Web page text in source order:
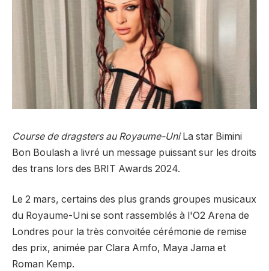
Course de dragsters au Royaume-UniLa star Bimini
Bon Boulash a livré un message puissant sur les droits
des trans lors des BRIT Awards 2024.
Le 2 mars, certains des plus grands groupes musicaux
du Royaume-Uni se sont rassemblés à l'O2 Arena de
Londres pour la très convoitée cérémonie de remise
des prix, animée par Clara Amfo, Maya Jama et
Roman Kemp.